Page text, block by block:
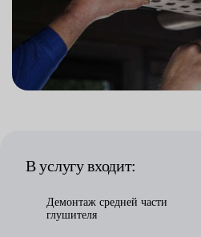
В услугу входит:
Демонтаж средней части
глушителя